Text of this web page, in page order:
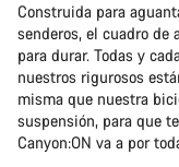
Construida para
senderos, el cuadro de
para durar. Todas y
nuestros rigurosos
misma que nuestra
suspensión, para que
Canyon:ON va a por